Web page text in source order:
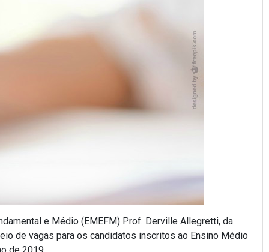
e Médio (EMEFM) Prof. Derville Allegretti, da
de vagas para os candidatos inscritos ao Ensino Médio